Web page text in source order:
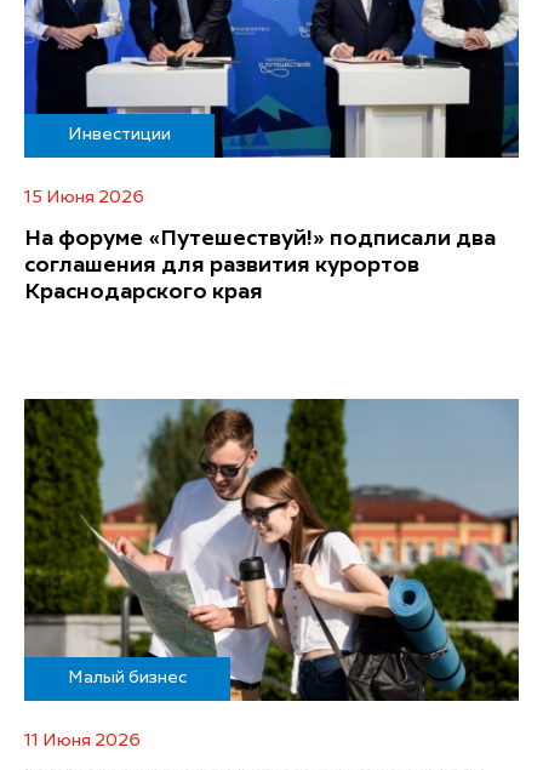
Инвестиции
15 Июня 2026
На форуме «Путешествуй!» подписали два
соглашения для развития курортов
Краснодарского края
Малый бизнес
11 Июня 2026